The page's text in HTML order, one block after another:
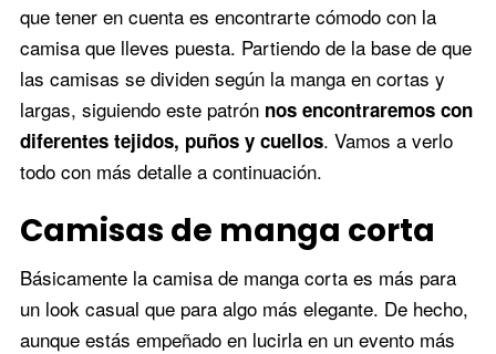
que tener en cuenta es encontrarte cómodo con la
camisa que lleves puesta. Partiendo de la base de que
las camisas se dividen según la manga en cortas y
largas, siguiendo este patrón nos encontraremos con
diferentes tejidos, puños y cuellos. Vamos a verlo
todo con más detalle a continuación.
Camisas de manga corta
Básicamente la camisa de manga corta es más para
un look casual que para algo más elegante. De hecho,
aunque estás empeñado en lucirla en un evento más